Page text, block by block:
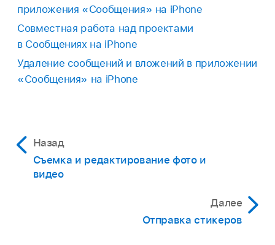
приложения «Сообщения» на iPhone
Совместная работа над проектами
в Сообщениях на iPhone
Удаление сообщений и вложений в приложении
«Сообщения» на iPhone
Назад
Съемка и редактирование фото и
видео
Далее
Отправка стикеров